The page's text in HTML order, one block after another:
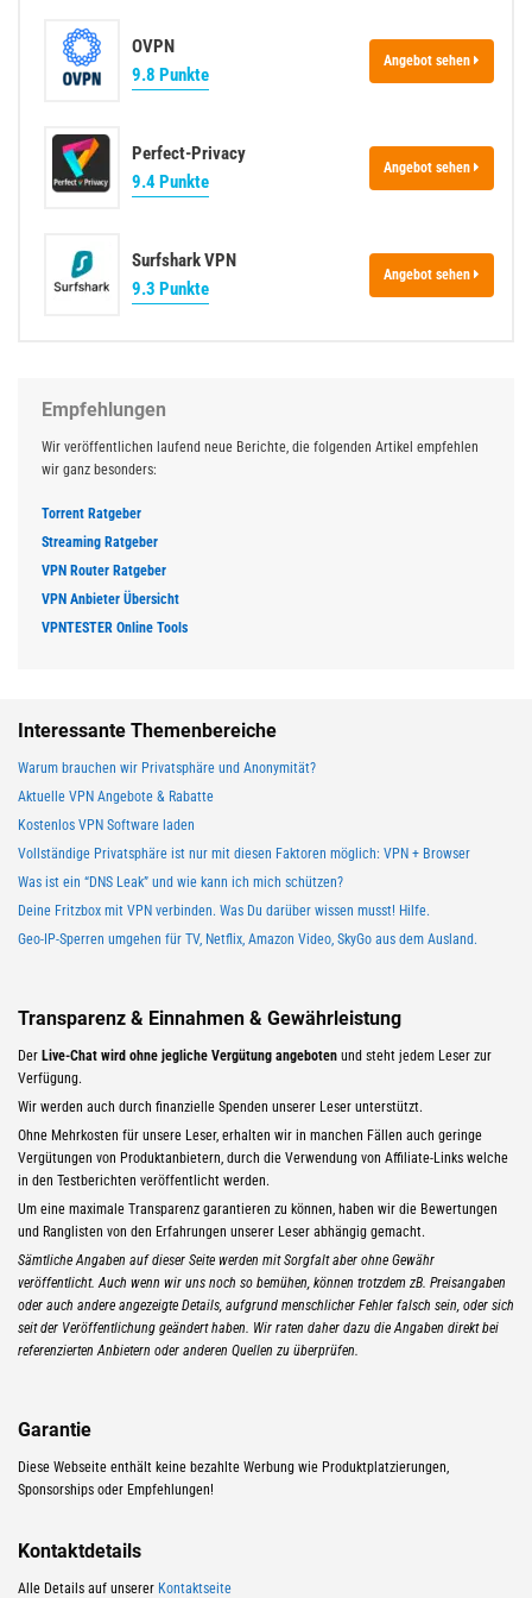
OVPN
9.8 Punkte
Angebot sehen
Perfect-Privacy
9.4 Punkte
Angebot sehen
Surfshark VPN
9.3 Punkte
Angebot sehen
Empfehlungen
Wir veröffentlichen laufend neue Berichte, die folgenden Artikel empfehlen
wir ganz besonders:
Torrent Ratgeber
Streaming Ratgeber
VPN Router Ratgeber
VPN Anbieter Übersicht
VPNTESTER Online Tools
Interessante Themenbereiche
Warum brauchen wir Privatsphäre und Anonymität?
Aktuelle VPN Angebote & Rabatte
Kostenlos VPN Software laden
Vollständige Privatsphäre ist nur mit diesen Faktoren möglich: VPN + Browser
Was ist ein “DNS Leak” und wie kann ich mich schützen?
Deine Fritzbox mit VPN verbinden. Was Du darüber wissen musst! Hilfe.
Geo-IP-Sperren umgehen für TV, Netflix, Amazon Video, SkyGo aus dem Ausland.
Transparenz & Einnahmen & Gewährleistung
Der Live-Chat wird ohne jegliche Vergütung angeboten und steht jedem Leser zur
Verfügung.
Wir werden auch durch finanzielle Spenden unserer Leser unterstützt.
Ohne Mehrkosten für unsere Leser, erhalten wir in manchen Fällen auch geringe
Vergütungen von Produktanbietern, durch die Verwendung von Affiliate-Links welche
in den Testberichten veröffentlicht werden.
Um eine maximale Transparenz garantieren zu können, haben wir die Bewertungen
und Ranglisten von den Erfahrungen unserer Leser abhängig gemacht.
Sämtliche Angaben auf dieser Seite werden mit Sorgfalt aber ohne Gewähr
veröffentlicht. Auch wenn wir uns noch so bemühen, können trotzdem zB. Preisangaben
oder auch andere angezeigte Details, aufgrund menschlicher Fehler falsch sein, oder sich
seit der Veröffentlichung geändert haben. Wir raten daher dazu die Angaben direkt bei
referenzierten Anbietern oder anderen Quellen zu überprüfen.
Garantie
Diese Webseite enthält keine bezahlte Werbung wie Produktplatzierungen,
Sponsorships oder Empfehlungen!
Kontaktdetails
Alle Details auf unserer Kontaktseite